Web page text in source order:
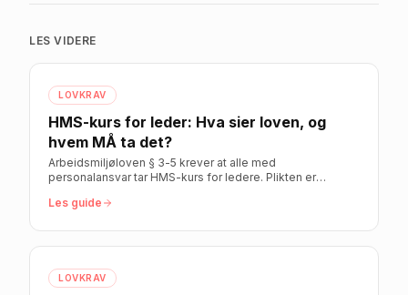
LES VIDERE
LOVKRAV
HMS-kurs for leder: Hva sier loven, og
hvem MÅ ta det?
Arbeidsmiljøloven § 3-5 krever at alle med
personalansvar tar HMS-kurs for ledere. Plikten er
Les guide
LOVKRAV